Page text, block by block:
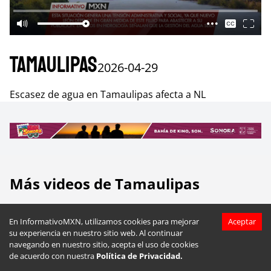
En InformativoMXN, utilizamos cookies para mejorar
su experiencia en nuestro sitio web. Al continuar
navegando en nuestro sitio, acepta el uso de cookies
de acuerdo con nuestra Política de Privacidad.
Aceptar
Tamaulipas2026-04-29
Escasez de agua en Tamaulipas afecta a NL
Más videos deTamaulipas